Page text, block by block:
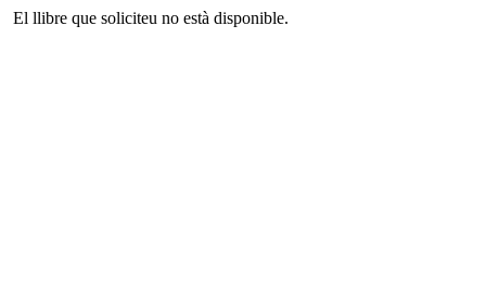
El llibre que soliciteu no està disponible.